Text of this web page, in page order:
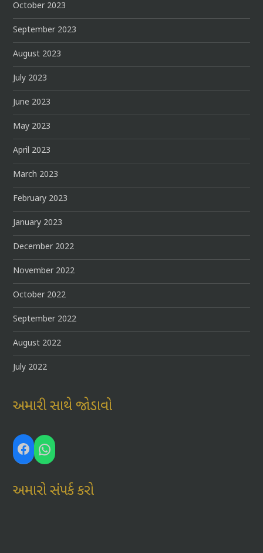
October 2023
September 2023
August 2023
July 2023
June 2023
May 2023
April 2023
March 2023
February 2023
January 2023
December 2022
November 2022
October 2022
September 2022
August 2022
July 2022
અમારી સાથે જોડાવો
Facebook
WhatsApp
અમારો સંપર્ક કરો